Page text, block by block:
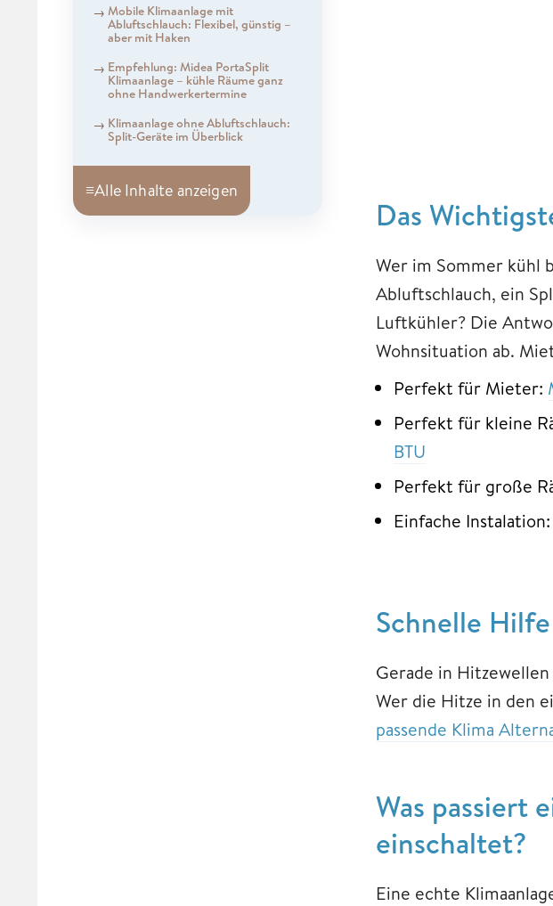
Mobile Klimaanlage mit
Abluftschlauch: Flexibel, günstig –
aber mit Haken
Empfehlung: Midea PortaSplit
Klimaanlage – kühle Räume ganz
ohne Handwerkertermine
Klimaanlage ohne Abluftschlauch:
Split-Geräte im Überblick
≡Alle Inhalte anzeigen
Das
Wer im Sommer kühl
Abluftschlauch, ein
Luftkühler? Die
Wohnsituation ab.
Perfekt für Mieter:
Perfekt für kleine
BTU
Perfekt für große
Einfache Instalation:
Schnelle
Gerade in
Wer die Hitze in den
passende Klima
Was passiert
einschaltet?
Eine echte